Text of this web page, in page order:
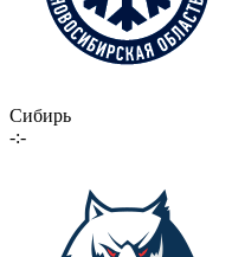
Сибирь
-:-